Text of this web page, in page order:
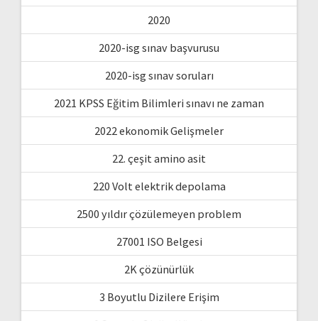
2020
2020-isg sınav başvurusu
2020-isg sınav soruları
2021 KPSS Eğitim Bilimleri sınavı ne zaman
2022 ekonomik Gelişmeler
22. çeşit amino asit
220 Volt elektrik depolama
2500 yıldır çözülemeyen problem
27001 ISO Belgesi
2K çözünürlük
3 Boyutlu Dizilere Erişim